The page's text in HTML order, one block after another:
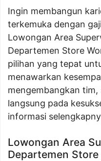
Ingin membangun
terkemuka dengan
Lowongan Area
Departemen Store
pilihan yang tepat
menawarkan
mengembangkan
langsung pada
informasi
Lowongan Area
Departemen